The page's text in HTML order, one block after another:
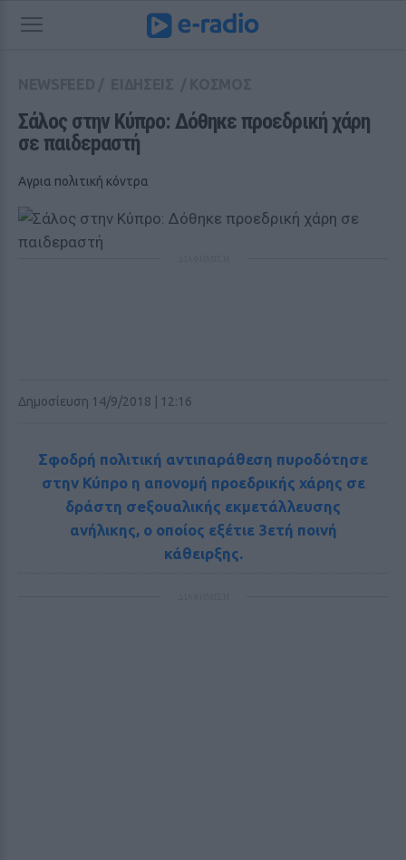
Σάλος στην Κύπρο: Δόθηκε προεδρική χάρη
σε παιδεpαστή
Αγρια πολιτική κόντρα
Δημοσίευση 14/9/2018 | 12:16
Σφοδρή πολιτική αντιπαράθεση πυροδότησε
στην Κύπρο η απονομή προεδρικής χάρης σε
δράστη σeξουαλικής εκμετάλλευσης
ανήλικης, ο οποίος εξέτιε 3ετή ποινή
κάθειρξης.